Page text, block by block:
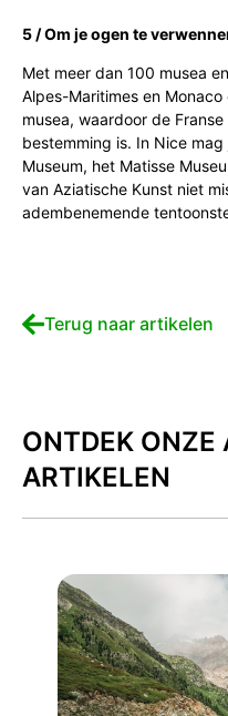
5 / Om je ogen te
Met meer dan 100 musea
Alpes-Maritimes en
musea, waardoor de
bestemming is. In Nice
Museum, het Matisse
van Aziatische Kunst niet
adembenemende
Terug naar artikelen
ONTDEK ONZE
ARTIKELEN